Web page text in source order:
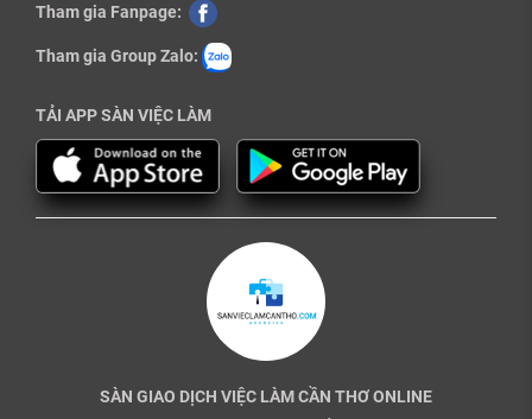
Tham gia Fanpage:
Tham gia Group Zalo:
TẢI APP SÀN VIỆC LÀM
SÀN GIAO DỊCH VIỆC LÀM CẦN THƠ ONLINE